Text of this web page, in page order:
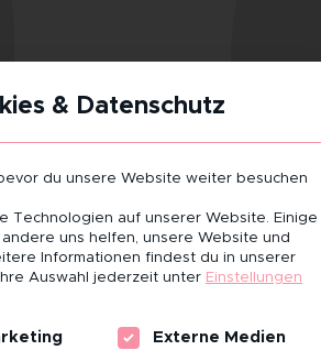
& Datenschutz
du unsere Website weiter besuchen
Technologien auf unserer Website. Einige
uns helfen, unsere Website und
Informationen findest du in unserer
Auswahl jederzeit unter Einstellungen
Gruppen, für die eineExterne Medien